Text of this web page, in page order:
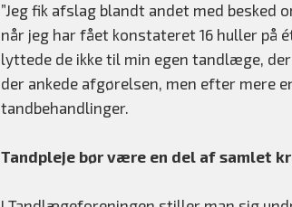
”Jeg fik afslag blandt andet med
når jeg har fået konstateret 16 huller
lyttede de ikke til min egen tandlæge,
der ankede afgørelsen, men efter mere
tandbehandlinger.
Tandpleje bør være en del af samlet